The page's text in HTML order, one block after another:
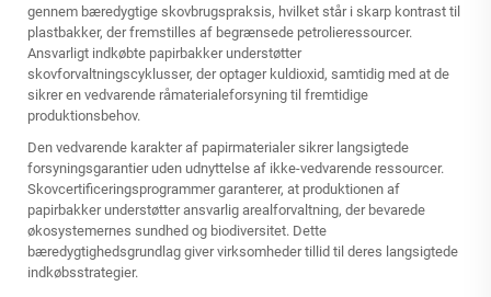
gennem bæredygtige skovbrugspraksis, hvilket står i skarp kontrast til
plastbakker, der fremstilles af begrænsede petrolieressourcer.
Ansvarligt indkøbte papirbakker understøtter
skovforvaltningscyklusser, der optager kuldioxid, samtidig med at de
sikrer en vedvarende råmaterialeforsyning til fremtidige
produktionsbehov.
Den vedvarende karakter af papirmaterialer sikrer langsigtede
forsyningsgarantier uden udnyttelse af ikke-vedvarende ressourcer.
Skovcertificeringsprogrammer garanterer, at produktionen af
papirbakker understøtter ansvarlig arealforvaltning, der bevarede
økosystemernes sundhed og biodiversitet. Dette
bæredygtighedsgrundlag giver virksomheder tillid til deres langsigtede
indkøbsstrategier.